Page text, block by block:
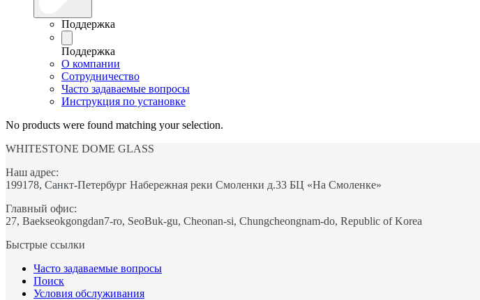
Поддержка
Поддержка
О компании
Сотрудничество
Часто задаваемые вопросы
Инструкция по установке
No products were found matching your selection.
WHITESTONE DOME GLASS
Наш адрес:
199178, Санкт-Петербург Набережная реки Смоленки д.33 БЦ «На Смоленке»
Главный офис:
27, Baekseokgongdan7-ro, SeoBuk-gu, Cheonan-si, Chungcheongnam-do, Republic of Korea
Быстрые ссылки
Часто задаваемые вопросы
Поиск
Условия обслуживания